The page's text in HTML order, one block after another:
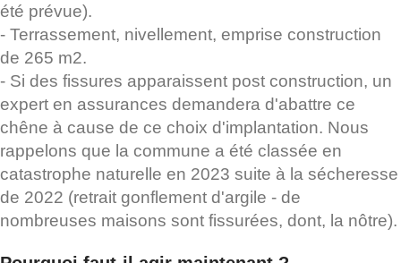
été prévue).
- Terrassement, nivellement, emprise construction
de 265 m2.
- Si des fissures apparaissent post construction, un
expert en assurances demandera d'abattre ce
chêne à cause de ce choix d'implantation. Nous
rappelons que la commune a été classée en
catastrophe naturelle en 2023 suite à la sécheresse
de 2022 (retrait gonflement d'argile - de
nombreuses maisons sont fissurées, dont, la nôtre).